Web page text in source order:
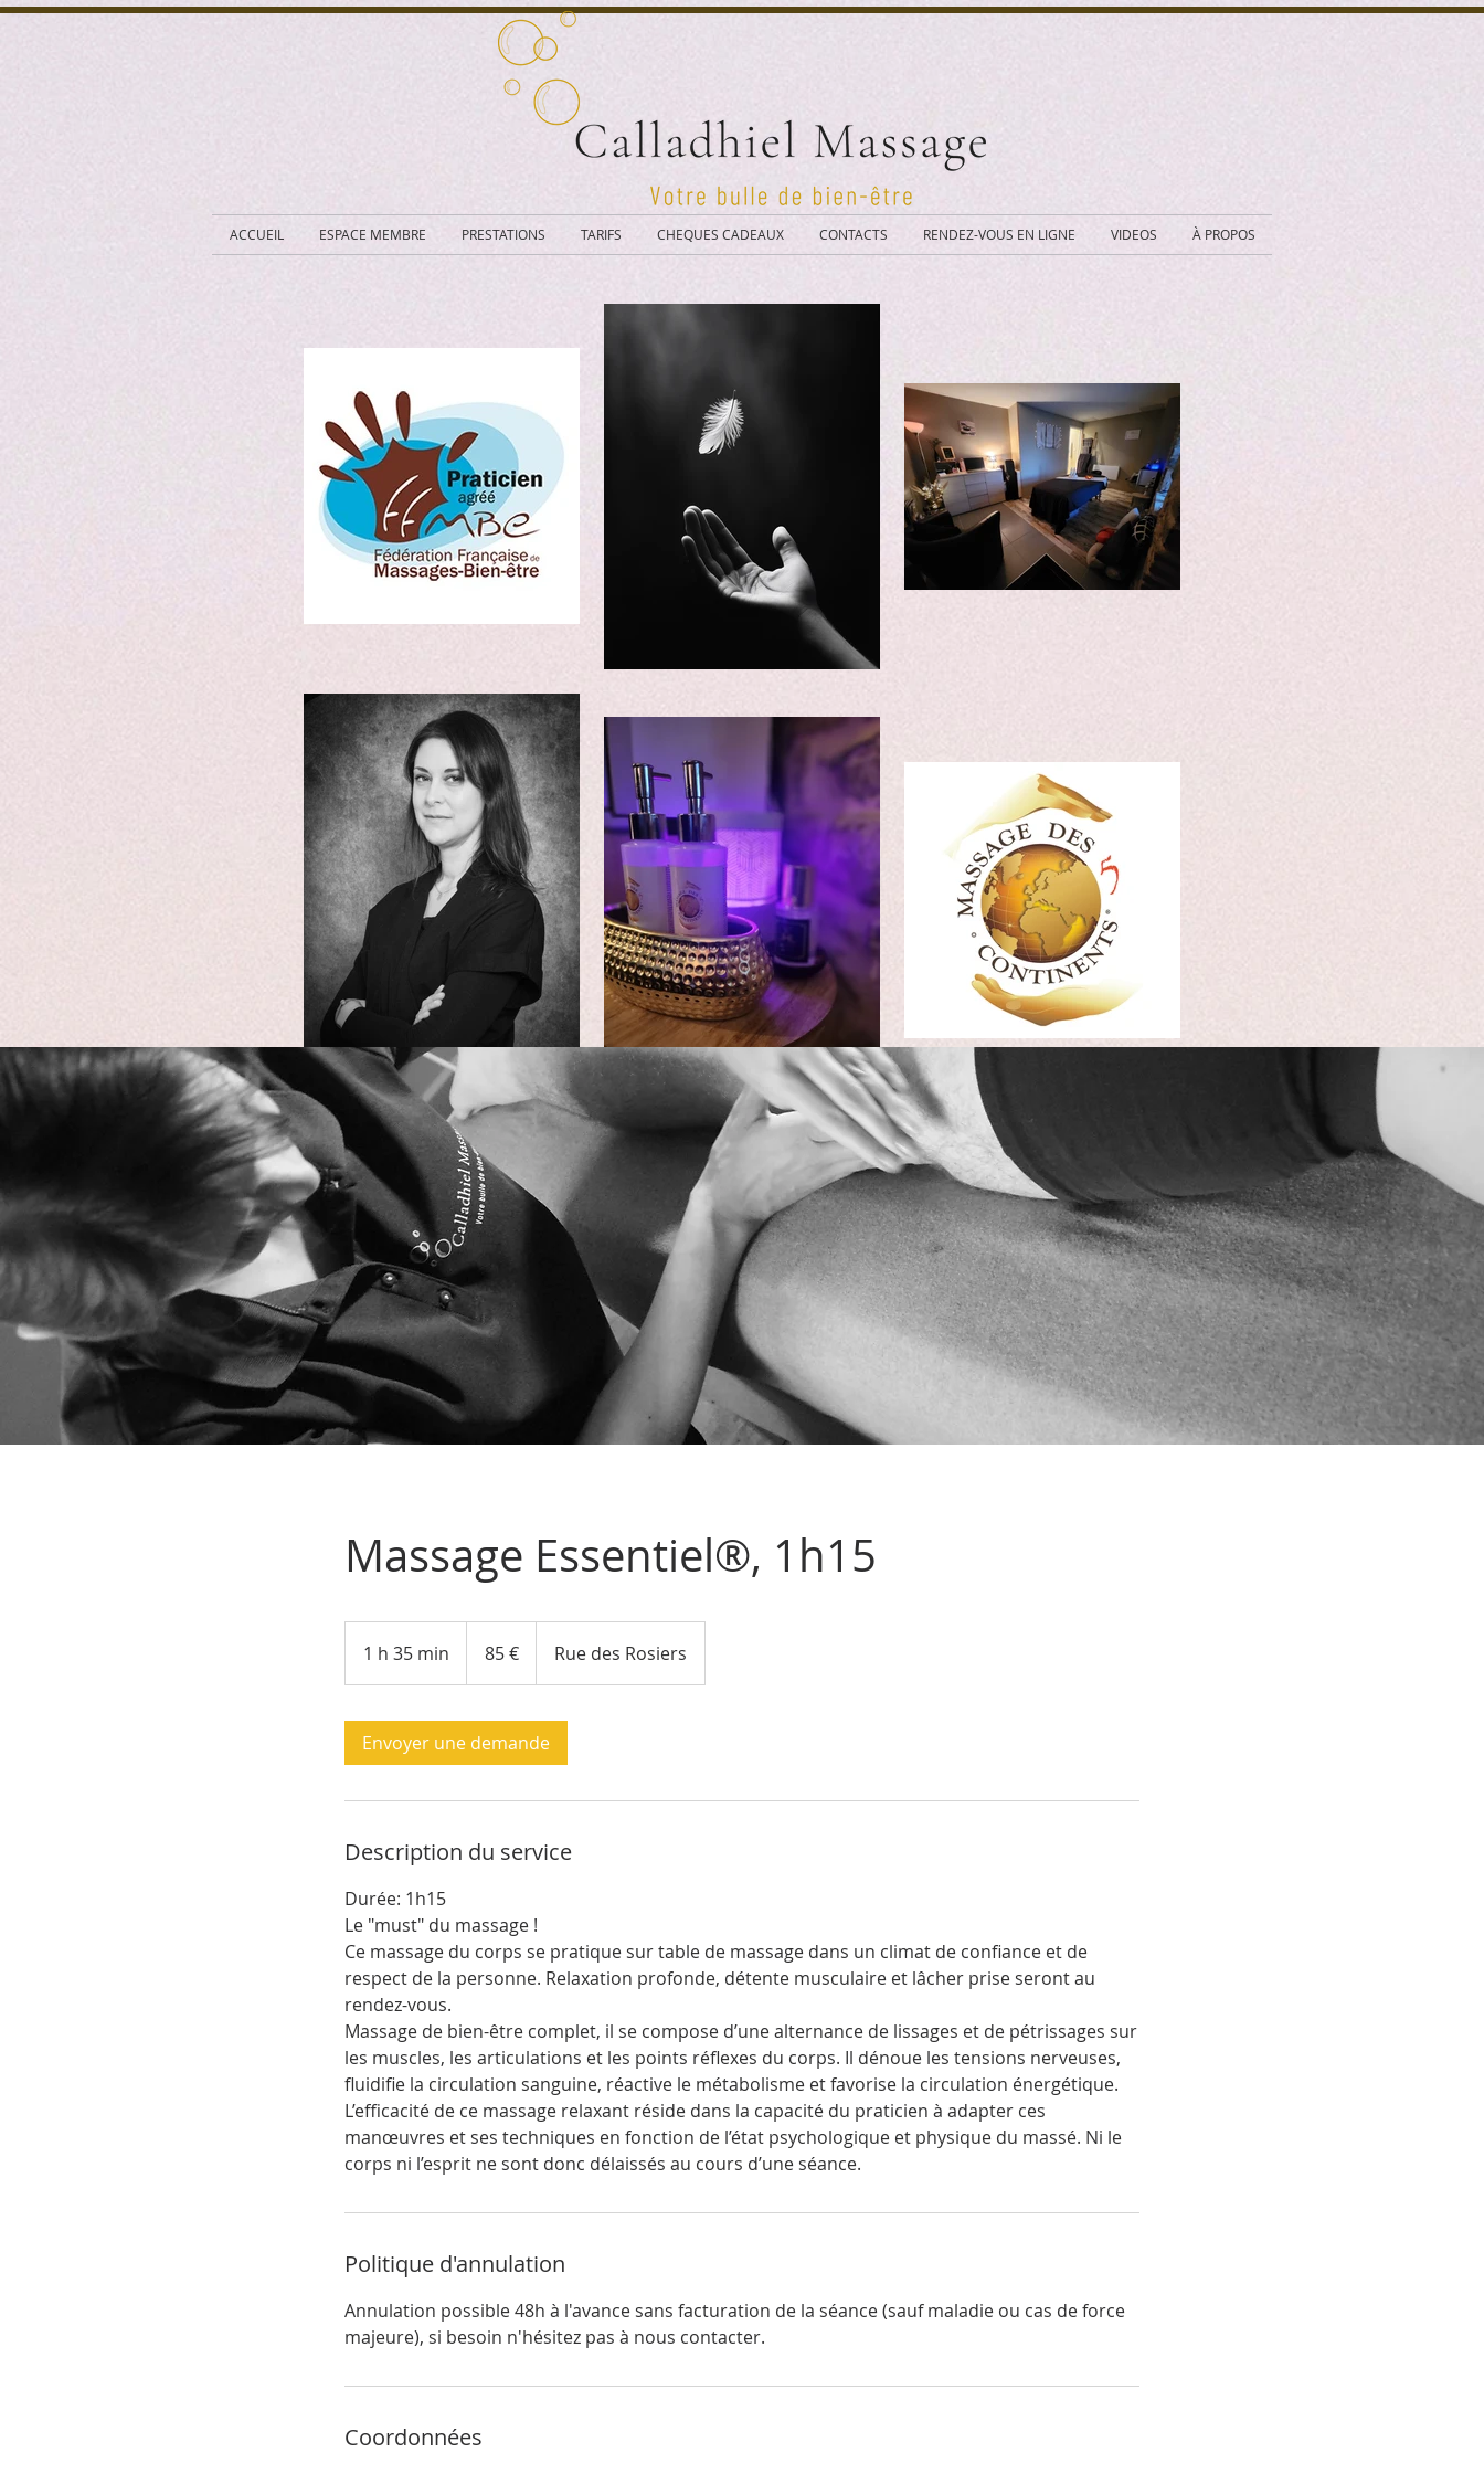
ACCUEIL ESPACE MEMBRE PRESTATIONS TARIFS CHEQUES CADEAUX CONTACTS RENDEZ-VOUS EN LIGNE VIDEOS À PROPOS
Massage Essentiel®, 1h15
1 h 35 min
3
i
85 € Rue des Rosiers
Envoyer une demande
Description du service
Durée: 1h15
Le "must" du massage !
Ce massage du corps se pratique sur table de massage dans un climat de confiance et de
respect de la personne. Relaxation profonde, détente musculaire et lâcher prise seront au
rendez-vous.
Massage de bien-être complet, il se compose d’une alternance de lissages et de pétrissages sur
les muscles, les articulations et les points réflexes du corps. Il dénoue les tensions nerveuses,
fluidifie la circulation sanguine, réactive le métabolisme et favorise la circulation énergétique.
L’efficacité de ce massage relaxant réside dans la capacité du praticien à adapter ces
manœuvres et ses techniques en fonction de l’état psychologique et physique du massé. Ni le
Politique d'annulation
Annulation possible 48h à l'avance sans facturation de la séance (sauf maladie ou cas de force
majeure), si besoin n'hésitez pas à nous contacter.
Coordonnées